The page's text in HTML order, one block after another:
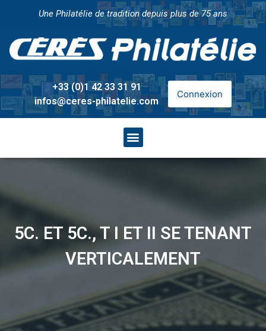
Une Philatélie de tradition depuis plus de 75 ans
+33 (0)1 42 33 31 91
infos@ceres-philatelie.com
Connexion
5C. ET 5C., T I ET II SE TENANT
VERTICALEMENT